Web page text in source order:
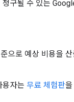
구될 수 있는
으로 예상 비용을 산
자는 무료 체험판